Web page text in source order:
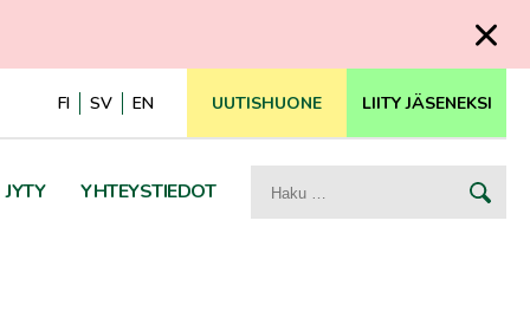
FI SV EN UUTISHUONE LIITY JÄSENEKSI
JYTY YHTEYSTIEDOT Haku: